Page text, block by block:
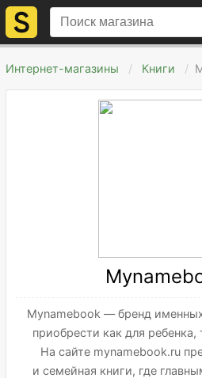
Интернет-магазины Книги
Mynamebook — бренд
приобрести как для
На сайте mynamebook.ru
и семейная книги, где